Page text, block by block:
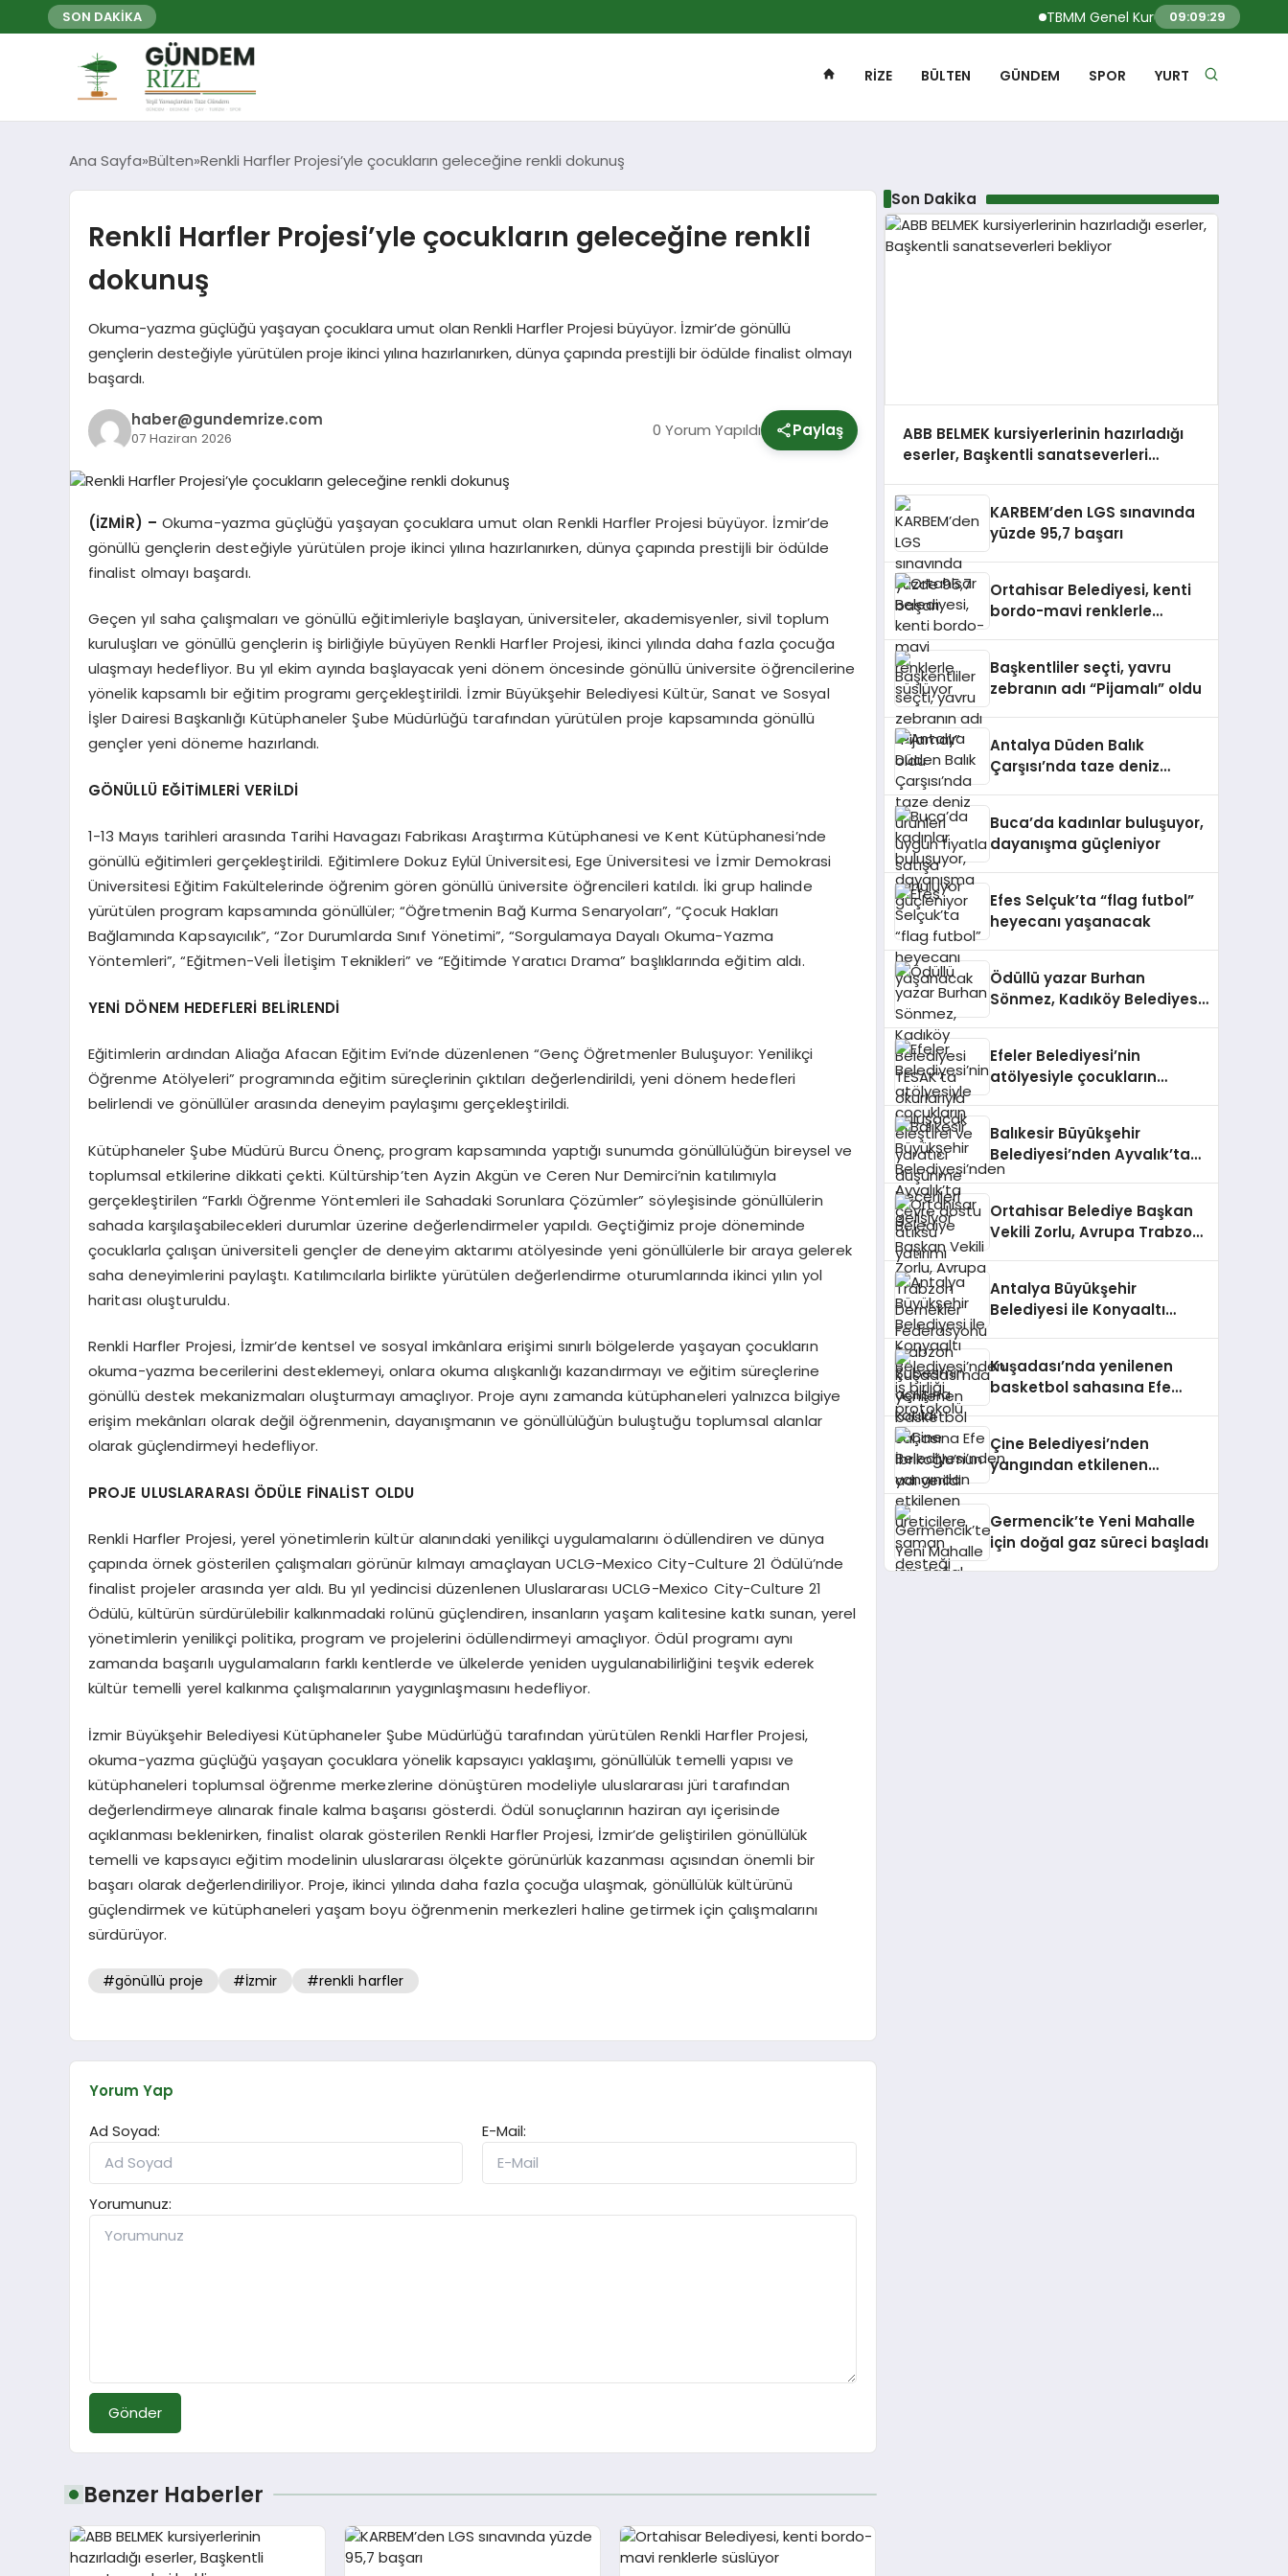
SON DAKİKA TBMM Genel Kurulu… Turhan Çömez
09:09:30
RIZE BÜLTEN GÜNDEM SPOR YURT
Ana Sayfa Bülten Renkli Harfler Projesi’yle çocukların geleceğine renkli dokunuş
Renkli Harfler Projesi’yle çocukların geleceğine renkli
dokunuş
Okuma-yazma güçlüğü yaşayan çocuklara umut olan Renkli Harfler Projesi büyüyor. İzmir’de gönüllü
gençlerin desteğiyle yürütülen proje ikinci yılına hazırlanırken, dünya çapında prestijli bir ödülde finalist olmayı
başardı.
haber@gundemrize.com
07 Haziran 2026 0 Yorum Yapıldı Paylaş
(İZMİR) – Okuma-yazma güçlüğü yaşayan çocuklara umut olan Renkli Harfler Projesi büyüyor. İzmir’de
gönüllü gençlerin desteğiyle yürütülen proje ikinci yılına hazırlanırken, dünya çapında prestijli bir ödülde
finalist olmayı başardı.
Geçen yıl saha çalışmaları ve gönüllü eğitimleriyle başlayan, üniversiteler, akademisyenler, sivil toplum
kuruluşları ve gönüllü gençlerin iş birliğiyle büyüyen Renkli Harfler Projesi, ikinci yılında daha fazla çocuğa
ulaşmayı hedefliyor. Bu yıl ekim ayında başlayacak yeni dönem öncesinde gönüllü üniversite öğrencilerine
yönelik kapsamlı bir eğitim programı gerçekleştirildi. İzmir Büyükşehir Belediyesi Kültür, Sanat ve Sosyal
İşler Dairesi Başkanlığı Kütüphaneler Şube Müdürlüğü tarafından yürütülen proje kapsamında gönüllü
gençler yeni döneme hazırlandı.
GÖNÜLLÜ EĞİTİMLERİ VERİLDİ
1-13 Mayıs tarihleri arasında Tarihi Havagazı Fabrikası Araştırma Kütüphanesi ve Kent Kütüphanesi’nde
gönüllü eğitimleri gerçekleştirildi. Eğitimlere Dokuz Eylül Üniversitesi, Ege Üniversitesi ve İzmir Demokrasi
Üniversitesi Eğitim Fakültelerinde öğrenim gören gönüllü üniversite öğrencileri katıldı. İki grup halinde
yürütülen program kapsamında gönüllüler; “Öğretmenin Bağ Kurma Senaryoları”, “Çocuk Hakları
Bağlamında Kapsayıcılık”, “Zor Durumlarda Sınıf Yönetimi”, “Sorgulamaya Dayalı Okuma-Yazma
Yöntemleri”, “Eğitmen-Veli İletişim Teknikleri” ve “Eğitimde Yaratıcı Drama” başlıklarında eğitim aldı.
YENİ DÖNEM HEDEFLERİ BELİRLENDİ
Eğitimlerin ardından Aliağa Afacan Eğitim Evi’nde düzenlenen “Genç Öğretmenler Buluşuyor: Yenilikçi
Öğrenme Atölyeleri” programında eğitim süreçlerinin çıktıları değerlendirildi, yeni dönem hedefleri
belirlendi ve gönüllüler arasında deneyim paylaşımı gerçekleştirildi.
Kütüphaneler Şube Müdürü Burcu Önenç, program kapsamında yaptığı sunumda gönüllülüğün bireysel ve
toplumsal etkilerine dikkati çekti. Kültürship’ten Ayzin Akgün ve Ceren Nur Demirci’nin katılımıyla
gerçekleştirilen “Farklı Öğrenme Yöntemleri ile Sahadaki Sorunlara Çözümler” söyleşisinde gönüllülerin
sahada karşılaşabilecekleri durumlar üzerine değerlendirmeler yapıldı. Geçtiğimiz proje döneminde
çocuklarla çalışan üniversiteli gençler de deneyim aktarımı atölyesinde yeni gönüllülerle bir araya gelerek
saha deneyimlerini paylaştı. Katılımcılarla birlikte yürütülen değerlendirme oturumlarında ikinci yılın yol
haritası oluşturuldu.
Renkli Harfler Projesi, İzmir’de kentsel ve sosyal imkânlara erişimi sınırlı bölgelerde yaşayan çocukların
okuma-yazma becerilerini desteklemeyi, onlara okuma alışkanlığı kazandırmayı ve eğitim süreçlerine
gönüllü destek mekanizmaları oluşturmayı amaçlıyor. Proje aynı zamanda kütüphaneleri yalnızca bilgiye
erişim mekânları olarak değil öğrenmenin, dayanışmanın ve gönüllülüğün buluştuğu toplumsal alanlar
olarak güçlendirmeyi hedefliyor.
PROJE ULUSLARARASI ÖDÜLE FİNALİST OLDU
Renkli Harfler Projesi, yerel yönetimlerin kültür alanındaki yenilikçi uygulamalarını ödüllendiren ve dünya
çapında örnek gösterilen çalışmaları görünür kılmayı amaçlayan UCLG-Mexico City-Culture 21 Ödülü’nde
finalist projeler arasında yer aldı. Bu yıl yedincisi düzenlenen Uluslararası UCLG-Mexico City-Culture 21
Ödülü, kültürün sürdürülebilir kalkınmadaki rolünü güçlendiren, insanların yaşam kalitesine katkı sunan, yerel
yönetimlerin yenilikçi politika, program ve projelerini ödüllendirmeyi amaçlıyor. Ödül programı aynı
zamanda başarılı uygulamaların farklı kentlerde ve ülkelerde yeniden uygulanabilirliğini teşvik ederek
kültür temelli yerel kalkınma çalışmalarının yaygınlaşmasını hedefliyor.
İzmir Büyükşehir Belediyesi Kütüphaneler Şube Müdürlüğü tarafından yürütülen Renkli Harfler Projesi,
okuma-yazma güçlüğü yaşayan çocuklara yönelik kapsayıcı yaklaşımı, gönüllülük temelli yapısı ve
kütüphaneleri toplumsal öğrenme merkezlerine dönüştüren modeliyle uluslararası jüri tarafından
değerlendirmeye alınarak finale kalma başarısı gösterdi. Ödül sonuçlarının haziran ayı içerisinde
açıklanması beklenirken, finalist olarak gösterilen Renkli Harfler Projesi, İzmir’de geliştirilen gönüllülük
temelli ve kapsayıcı eğitim modelinin uluslararası ölçekte görünürlük kazanması açısından önemli bir
başarı olarak değerlendiriliyor. Proje, ikinci yılında daha fazla çocuğa ulaşmak, gönüllülük kültürünü
güçlendirmek ve kütüphaneleri yaşam boyu öğrenmenin merkezleri haline getirmek için çalışmalarını
sürdürüyor.
#gönüllü proje #İzmir #renkli harfler
Yorum Yap
Ad Soyad:
E-Mail:
Yorumunuz:
Gönder
Benzer Haberler
Son Dakika
ABB BELMEK kursiyerlerinin hazırladığı
eserler, Başkentli sanatseverleri
KARBEM’den LGS sınavında
yüzde 95,7 başarı
Ortahisar Belediyesi, kenti
bordo-mavi renklerle
Başkentliler seçti, yavru
zebranın adı “Pijamalı” oldu
Antalya Düden Balık
Çarşısı’nda taze deniz
Buca’da kadınlar buluşuyor,
dayanışma güçleniyor
Efes Selçuk’ta “flag futbol”
heyecanı yaşanacak
Ödüllü yazar Burhan
Sönmez, Kadıköy Belediyesi
Efeler Belediyesi’nin
atölyesiyle çocukların
Balıkesir Büyükşehir
Belediyesi’nden Ayvalık’ta
çevre dostu atıksu yatırımı
Ortahisar Belediye Başkan
Vekili Zorlu, Avrupa Trabzon
katıldı
Antalya Büyükşehir
Belediyesi ile Konyaaltı
Kuşadası’nda yenilenen
basketbol sahasına Efe
Çine Belediyesi’nden
yangından etkilenen
Germencik’te Yeni Mahalle
için doğal gaz süreci başladı